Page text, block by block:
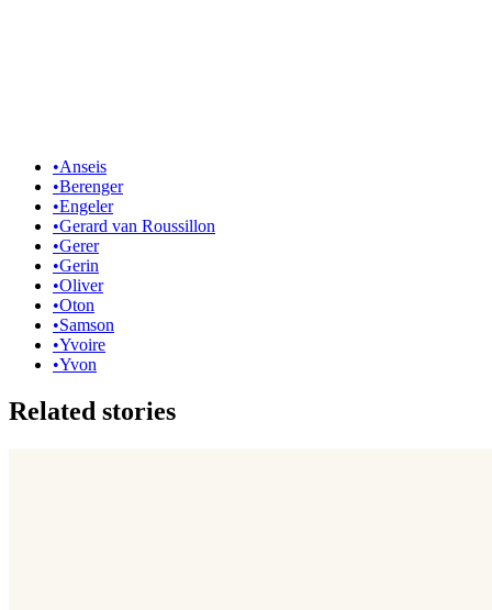
•Anseis
•Berenger
•Engeler
•Gerard van Roussillon
•Gerer
•Gerin
•Oliver
•Oton
•Samson
•Yvoire
•Yvon
Related stories